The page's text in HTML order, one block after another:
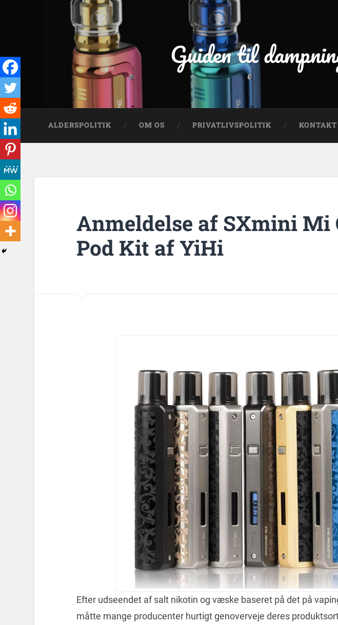
Guiden til
ALDERSPOLITIK OM OS PRIVATLIVSPOLITIK KONTAKT
Anmeldelse af SXmini Mi
Pod Kit af YiHi
Efter udseendet af salt nikotin og væske baseret på det på
måtte mange producenter hurtigt genoverveje deres